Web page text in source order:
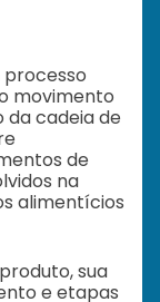
processo
movimento
da cadeia de
de
na
alimentícios
sua
e etapas